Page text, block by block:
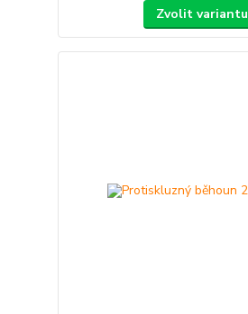
Zvolit variantu